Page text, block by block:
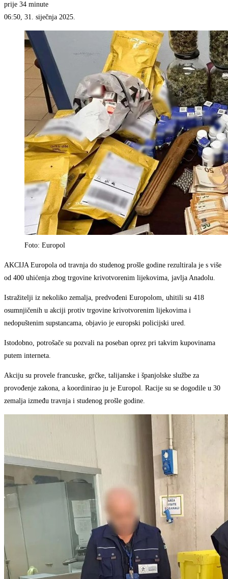
prije 34 minute
06:50, 31. siječnja 2025.
Foto: Europol
AKCIJA Europola od travnja do studenog prošle godine rezultirala je s više
od 400 uhićenja zbog trgovine krivotvorenim lijekovima, javlja Anadolu.
Istražitelji iz nekoliko zemalja, predvođeni Europolom, uhitili su 418
osumnjičenih u akciji protiv trgovine krivotvorenim lijekovima i
nedopuštenim supstancama, objavio je europski policijski ured.
Istodobno, potrošače su pozvali na poseban oprez pri takvim kupovinama
putem interneta.
Akciju su provele francuske, grčke, talijanske i španjolske službe za
provođenje zakona, a koordinirao ju je Europol. Racije su se dogodile u 30
zemalja između travnja i studenog prošle godine.